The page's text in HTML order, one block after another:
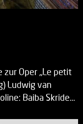
zur Oper „Le petit
Ludwig van
Baiba Skride…